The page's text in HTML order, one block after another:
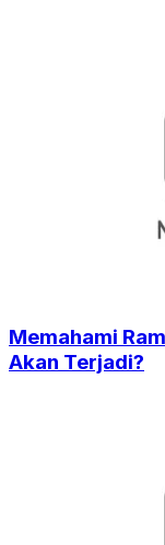
Memahami
Akan Terjadi?